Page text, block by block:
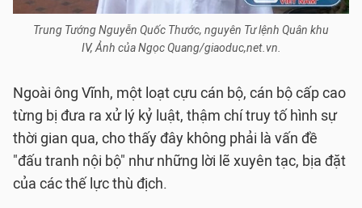
Trung Tướng Nguyễn Quốc Thước, nguyên Tư lệnh Quân khu
IV, Ảnh của Ngọc Quang/giaoduc,net.vn.
Ngoài ông Vĩnh, một loạt cựu cán bộ, cán bộ cấp cao
từng bị đưa ra xử lý kỷ luật, thậm chí truy tố hình sự
thời gian qua, cho thấy đây không phải là vấn đề
"đấu tranh nội bộ" như những lời lẽ xuyên tạc, bịa đặt
của các thế lực thù địch.